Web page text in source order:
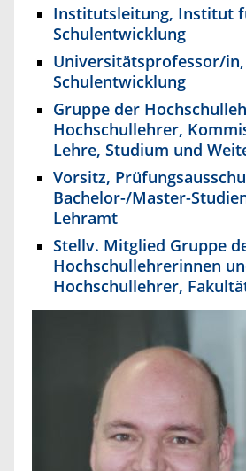
Institutsleitung, Institut
Schulentwicklung
Universitätsprofessor/
Schulentwicklung
Gruppe der
Hochschullehrer,
Lehre, Studium und
Vorsitz,
Bachelor-/Master-
Lehramt
Stellv. Mitglied Gruppe
Hochschullehrerinnen
Hochschullehrer,